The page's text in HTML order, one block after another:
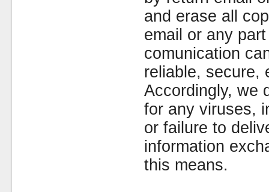
and erase all
email or any
comunication
reliable, secure,
Accordingly, we
for any viruses,
or failure to
information
this means.